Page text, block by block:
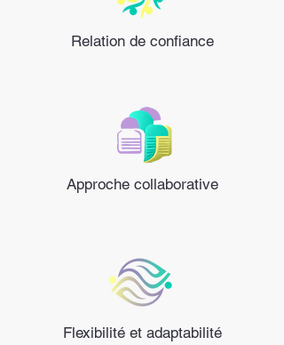
Relation de confiance
Approche collaborative
Flexibilité et adaptabilité